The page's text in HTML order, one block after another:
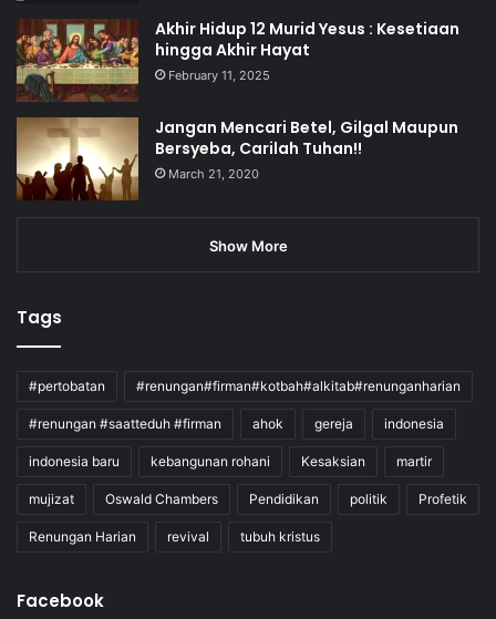
Akhir Hidup 12 Murid Yesus : Kesetiaan
hingga Akhir Hayat
February 11, 2025
Jangan Mencari Betel, Gilgal Maupun
Bersyeba, Carilah Tuhan!!
March 21, 2020
Show More
Tags
#pertobatan #renungan#firman#kotbah#alkitab#renunganharian
#renungan #saatteduh #firman ahok gereja indonesia
indonesia baru kebangunan rohani Kesaksian martir
mujizat Oswald Chambers Pendidikan politik Profetik
Renungan Harian revival tubuh kristus
Facebook